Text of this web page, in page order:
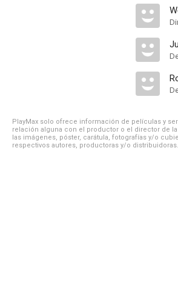
PlayMax solo ofrece información de películas y
relación alguna con el productor o el director de
las imágenes, póster, carátula, fotografías y/o
respectivos autores, productoras y/o distribuidoras.